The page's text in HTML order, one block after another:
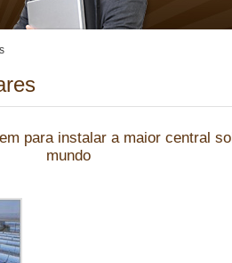
para instalar a maior central
mundo